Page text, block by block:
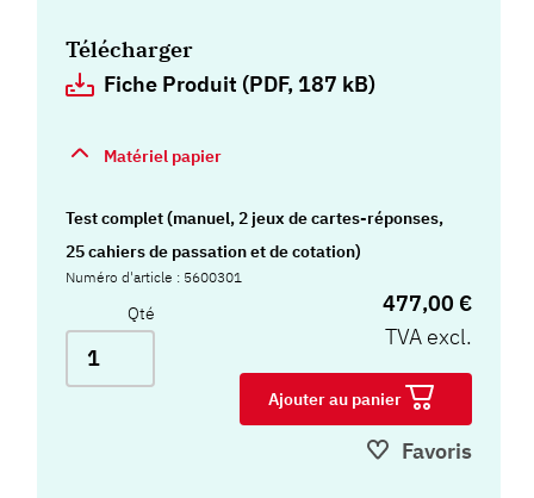
Télécharger
Fiche Produit (PDF, 187 kB)
Matériel papier
Test complet (manuel, 2 jeux de cartes-réponses,
25 cahiers de passation et de cotation)
Numéro d'article : 5600301
Qté
477,00 €
TVA excl.
Ajouter au panier
Favoris